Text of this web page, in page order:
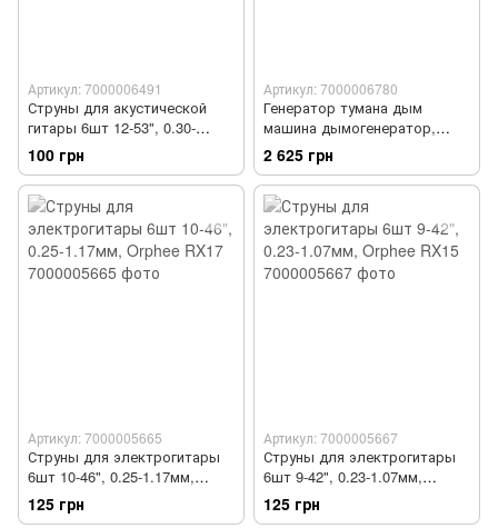
Артикул: 7000006491
Струны для акустической
гитары 6шт 12-53", 0.30-
1.34мм, Orphee TX640
100 грн
Артикул: 7000006780
Генератор тумана дым
машина дымогенератор,
RGB подсветка ДУ 500Вт,
LED-600
2 625 грн
Артикул: 7000005665
Струны для электрогитары
6шт 10-46", 0.25-1.17мм,
Orphee RX17
125 грн
Артикул: 7000005667
Струны для электрогитары
6шт 9-42", 0.23-1.07мм,
Orphee RX15
125 грн